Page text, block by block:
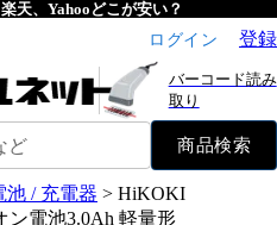
天、Yahooどこが安い？
ログイン 登録
バーコード読み
取り
ど 商品検索
池 / 充電器 > HiKOKI
ン電池3.0Ah 軽量形